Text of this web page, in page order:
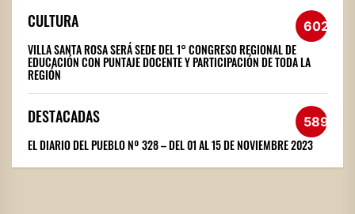
CULTURA 602
VILLA SANTA ROSA SERÁ SEDE DEL 1° CONGRESO REGIONAL DE
EDUCACIÓN CON PUNTAJE DOCENTE Y PARTICIPACIÓN DE TODA LA
REGIÓN
DESTACADAS 589
EL DIARIO DEL PUEBLO Nº 328 – DEL 01 AL 15 DE NOVIEMBRE 2023